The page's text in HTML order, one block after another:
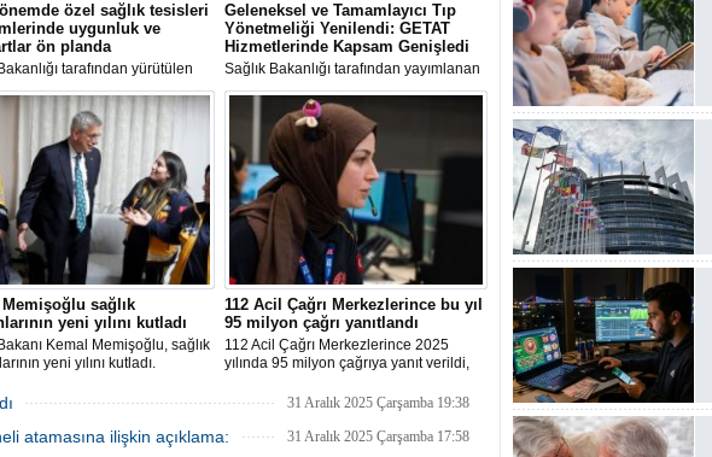
özel sağlık tesisleri
uygunluk ve
ön planda
tarafından yürütülen
esas denetimler, özel sağlık
mevzuata uygunluğunu,
ve hasta güvenliğini
altına almayı hedefliyor.
Geleneksel ve Tamamlayıcı Tıp
Yönetmeliği Yenilendi: GETAT
Hizmetlerinde Kapsam Genişledi
Sağlık Bakanlığı tarafından yayımlanan
yeni Geleneksel ve Tamamlayıcı Tıp
(GETAT) Yönetmeliği ile uygulama
alanları genişletildi, erişim kolaylaştırıldı
ve sağlık kuruluşlarına yeni yetkiler
verildi.
Memişoğlu sağlık
yeni yılını kutladı
Kemal Memişoğlu, sağlık
yeni yılını kutladı.
112 Acil Çağrı Merkezlerince bu yıl
95 milyon çağrı yanıtlandı
112 Acil Çağrı Merkezlerince 2025
yılında 95 milyon çağrıya yanıt verildi,
sağlandı.
31 Aralık 2025 Çarşamba 19:38
atamasına ilişkin açıklama: 31 Aralık 2025 Çarşamba 17:58